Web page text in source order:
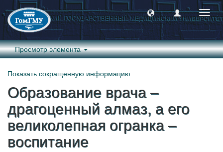
Просмотр элемента
Показать сокращенную информацию
Образование врача –
драгоценный алмаз, а его
великолепная огранка –
воспитание